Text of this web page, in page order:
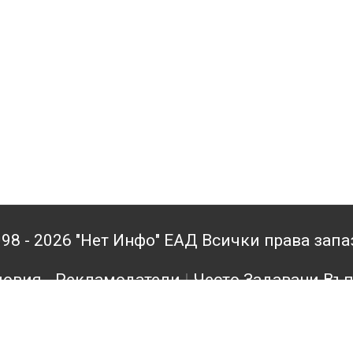
- 2026 "Нет Инфо" ЕАД Всички права
- Рекламодатели|Често Задавани